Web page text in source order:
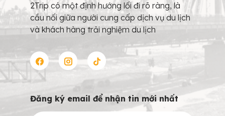
2Trip có một định hướng lối đi rõ ràng, là
cầu nối giữa người cung cấp dịch vụ du lịch
và khách hàng trải nghiệm du lịch
Đăng ký email để nhận tin mới nhất